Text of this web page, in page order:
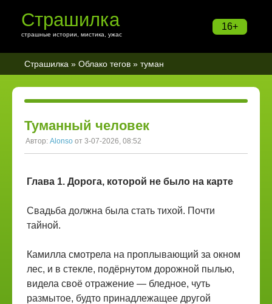
16+
Страшилка
страшные истории, мистика, ужас
Страшилка » Облако тегов » туман
Туманный человек
Автор: Alonso от 3-07-2026, 08:52
Глава 1. Дорога, которой не было на карте
Свадьба должна была стать тихой. Почти
тайной.
Камилла смотрела на проплывающий за окном
лес, и в стекле, подёрнутом дорожной пылью,
видела своё отражение — бледное, чуть
размытое, будто принадлежащее другой